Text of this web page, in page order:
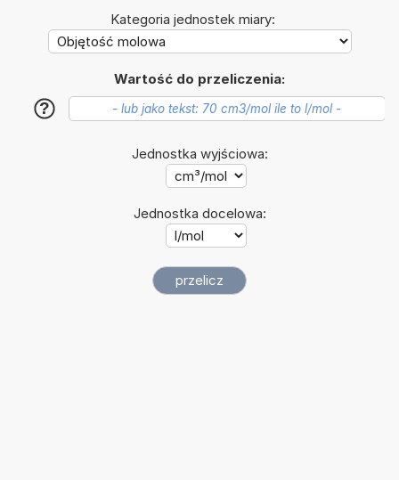
Kategoria jednostek miary:
Wartość do przeliczenia:
?
Jednostka wyjściowa:
Jednostka docelowa: